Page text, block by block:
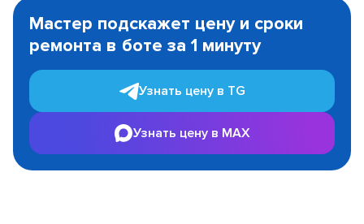
1
Мастер подскажет цену и сроки
ремонта в боте за 1 минуту
Узнать цену в TG
Узнать цену в MAX